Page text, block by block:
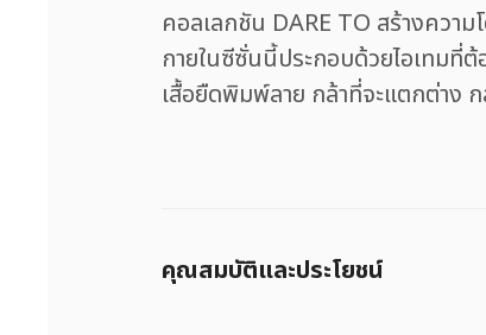
คอลเลกชัน DARE TO สร้างควา
กายในซีซั่นนี้ประกอบด้วยไอเทมที่
เสื้อยืดพิมพ์ลาย กล้าที่จะแตกต่าง
คุณสมบัติและประโยชน์